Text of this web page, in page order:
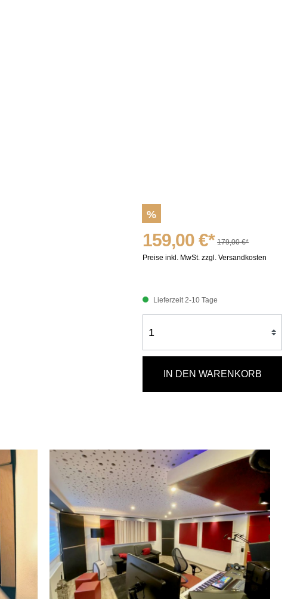
%
159,00 €* 179,00 €*
Preise inkl. MwSt. zzgl. Versandkosten
Lieferzeit 2-10 Tage
IN DEN WARENKORB